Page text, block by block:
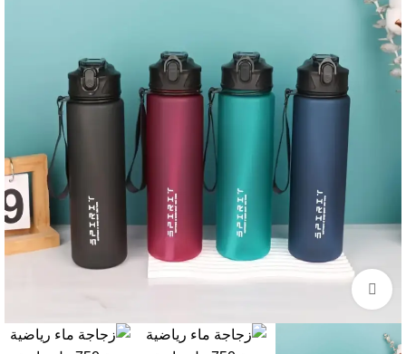
Click to enlarge